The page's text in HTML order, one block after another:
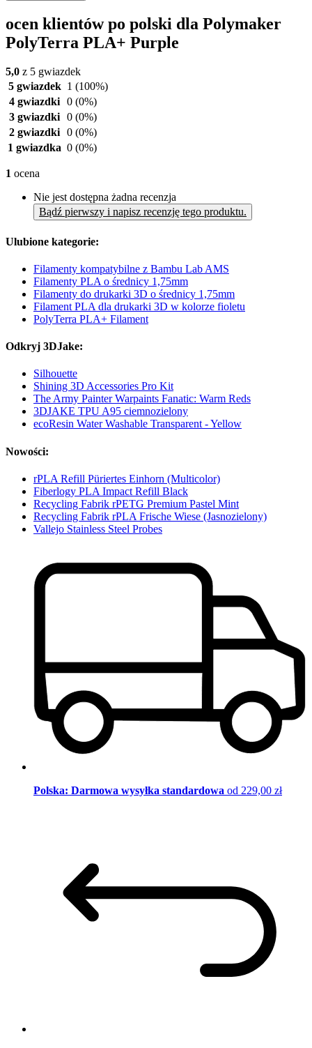
ocen klientów po polski dla Polymaker
PolyTerra PLA+ Purple
5,0 z 5 gwiazdek
5 gwiazdek 1 (100%)
4 gwiazdki 0 (0%)
3 gwiazdki 0 (0%)
2 gwiazdki 0 (0%)
1 gwiazdka 0 (0%)
1 ocena
Nie jest dostępna żadna recenzja
Bądź pierwszy i napisz recenzję tego produktu.
Ulubione kategorie:
Filamenty kompatybilne z Bambu Lab AMS
Filamenty PLA o średnicy 1,75mm
Filamenty do drukarki 3D o średnicy 1,75mm
Filament PLA dla drukarki 3D w kolorze fioletu
PolyTerra PLA+ Filament
Odkryj 3DJake:
Silhouette
Shining 3D Accessories Pro Kit
The Army Painter Warpaints Fanatic: Warm Reds
3DJAKE TPU A95 ciemnozielony
ecoResin Water Washable Transparent - Yellow
Nowości:
rPLA Refill Püriertes Einhorn (Multicolor)
Fiberlogy PLA Impact Refill Black
Recycling Fabrik rPETG Premium Pastel Mint
Recycling Fabrik rPLA Frische Wiese (Jasnozielony)
Vallejo Stainless Steel Probes
Polska: Darmowa wysyłka standardowa od 229,00 zł